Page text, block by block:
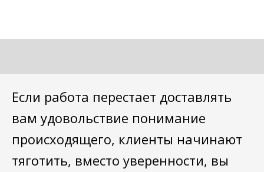
Если работа перестает доставлять
вам удовольствие понимание
происходящего, клиенты начинают
тяготить, вместо уверенности, вы